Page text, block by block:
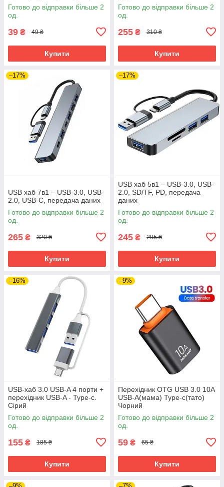
Готово до відправки більше 2
од.
39 ₴ 49 ₴
Купити
Готово до відправки більше 2
од.
255 ₴ 310 ₴
Купити
–17%
USB хаб 7в1 – USB-3.0, USB-
2.0, USB-C, передача даних
Готово до відправки більше 2
од.
265 ₴ 320 ₴
Купити
–17%
USB хаб 5в1 – USB-3.0, USB-
2.0, SD/TF, PD, передача
даних
Готово до відправки більше 2
од.
245 ₴ 295 ₴
Купити
–16%
USB-хаб 3.0 USB-A 4 порти +
перехідник USB-A - Type-c.
Сірий
Готово до відправки більше 2
од.
155 ₴ 185 ₴
Купити
–9%
Перехідник OTG USB 3.0 10A
USB-A(мама) Type-c(тато)
Чорний
Готово до відправки більше 2
од.
59 ₴ 65 ₴
Купити